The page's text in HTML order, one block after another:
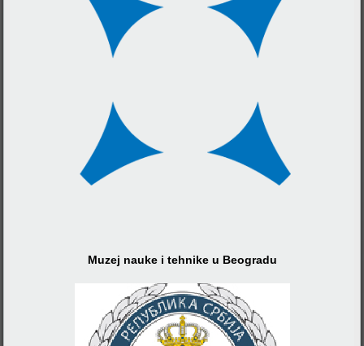
Muzej nauke i tehnike u Beogradu